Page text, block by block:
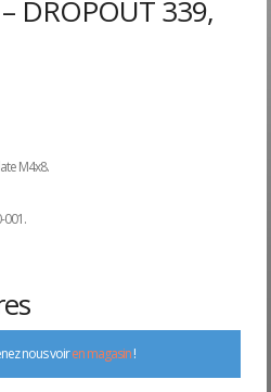
DROPOUT 339,
M4x8.
001.
nous voiren magasin!